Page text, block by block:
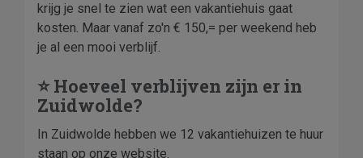
krijg je snel te zien wat een vakantiehuis gaat
kosten. Maar vanaf zo'n € 150,= per weekend heb
je al een mooi verblijf.
⭐ Hoeveel verblijven zijn er in
Zuidwolde?
In Zuidwolde hebben we 12 vakantiehuizen te huur
staan op onze website.